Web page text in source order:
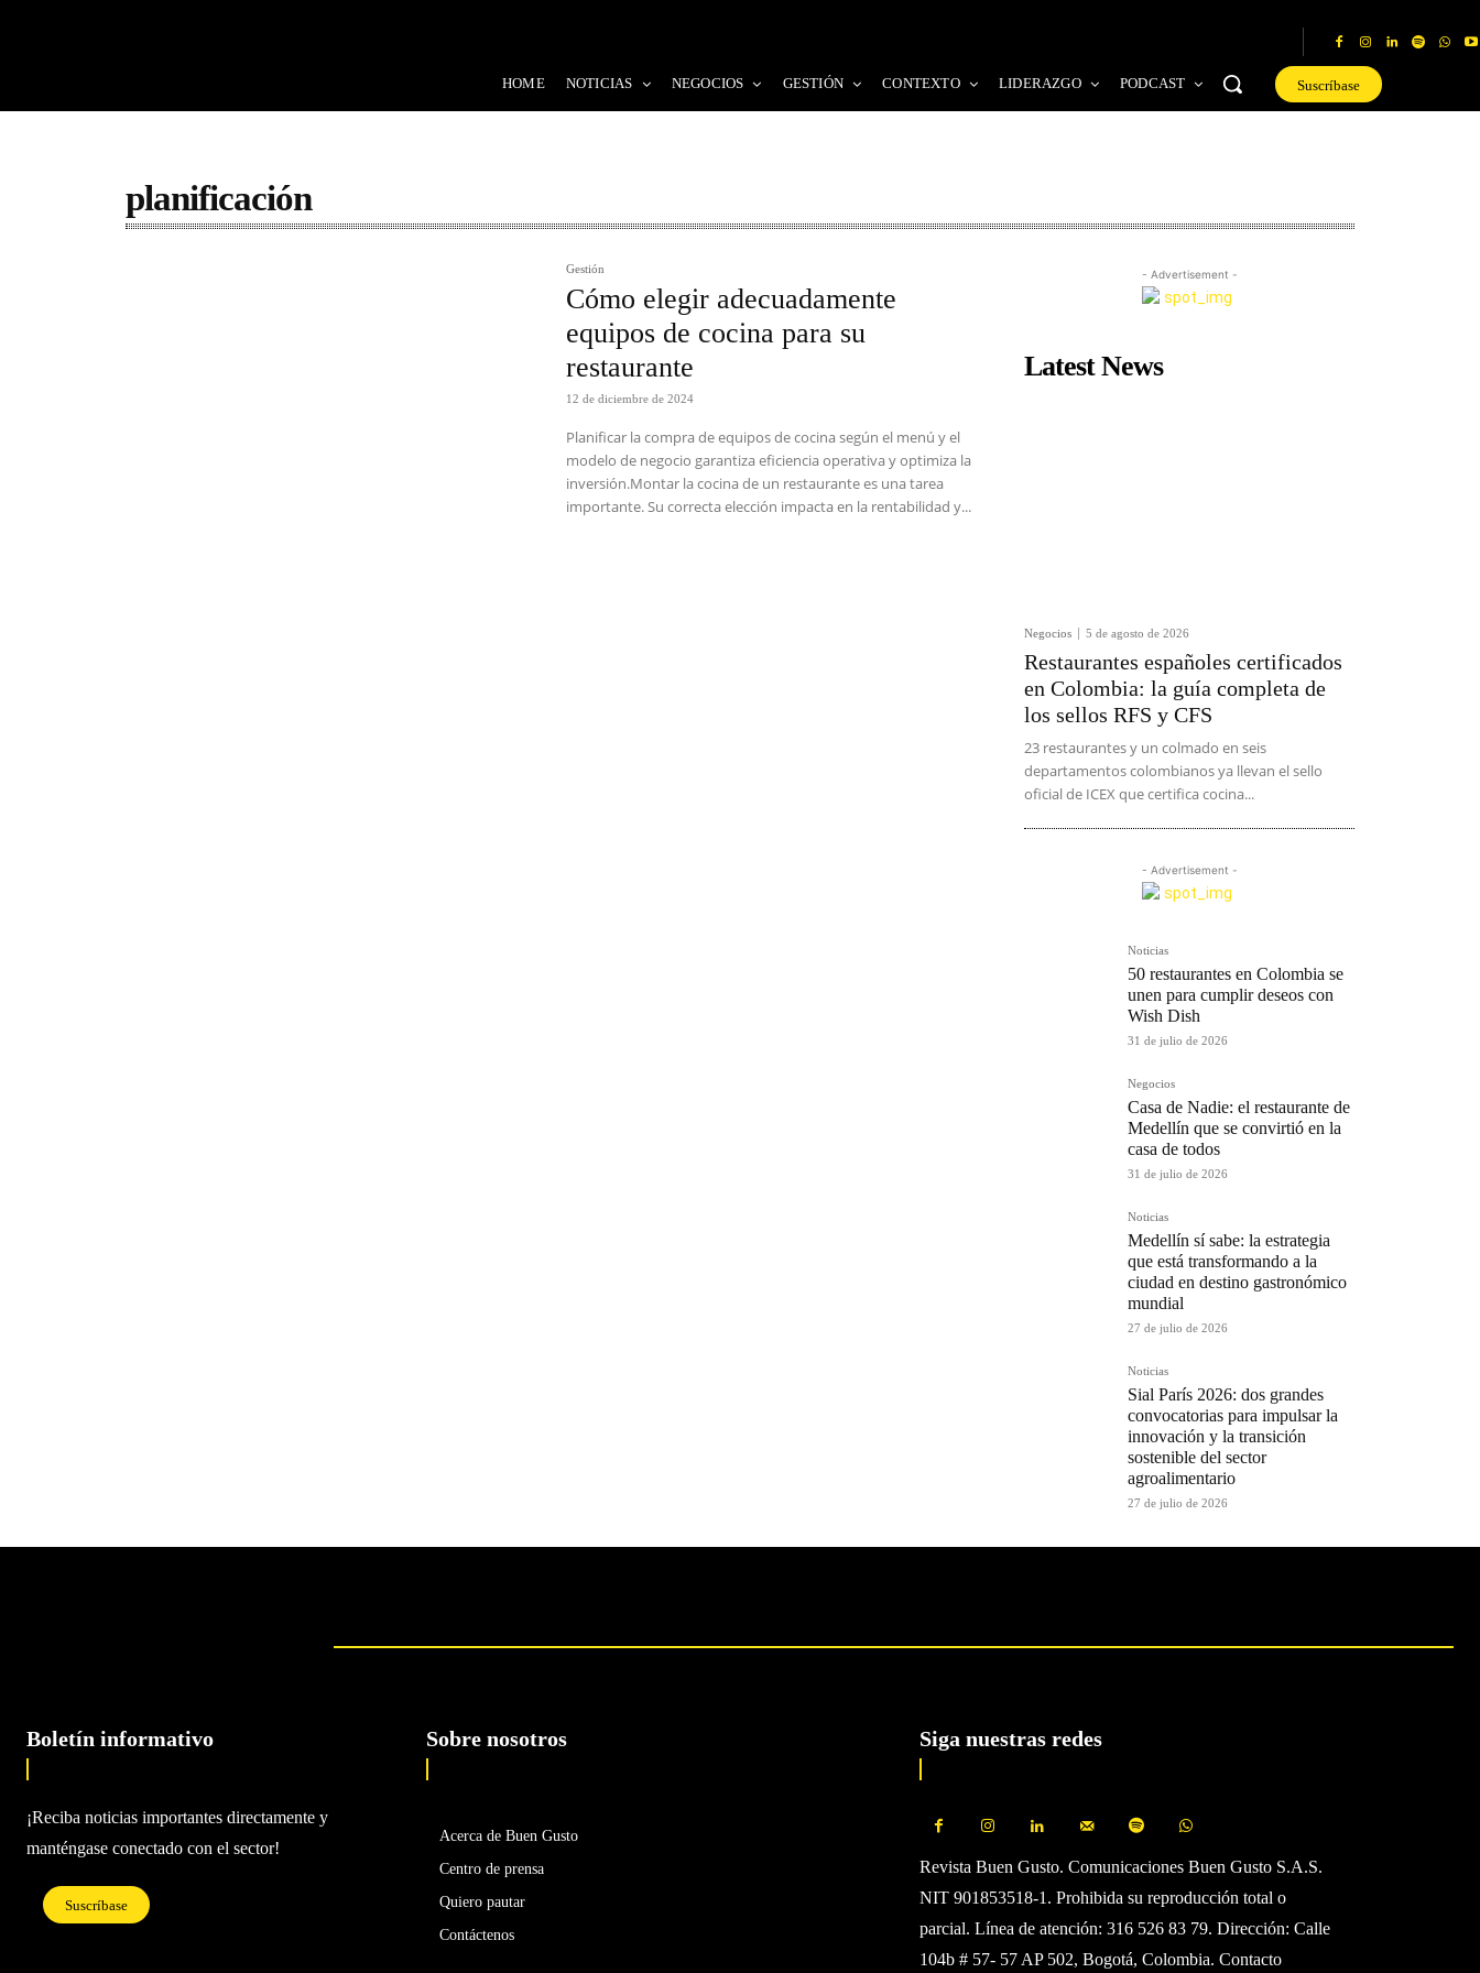
HOME NOTICIAS NEGOCIOS GESTIÓN CONTEXTO LIDERAZGO PODCAST Suscríbase
planificación
Gestión
Cómo elegir adecuadamente
equipos de cocina para su
restaurante
12 de diciembre de 2024
Planificar la compra de equipos de cocina según el menú y el
modelo de negocio garantiza eficiencia operativa y optimiza la
inversión.Montar la cocina de un restaurante es una tarea
importante. Su correcta elección impacta en la rentabilidad y...
- Advertisement -
Latest News
Negocios 5 de agosto de 2026
Restaurantes españoles certificados
en Colombia: la guía completa de
los sellos RFS y CFS
23 restaurantes y un colmado en seis
departamentos colombianos ya llevan el sello
oficial de ICEX que certifica cocina...
- Advertisement -
Noticias
50 restaurantes en Colombia se
unen para cumplir deseos con
Wish Dish
31 de julio de 2026
Negocios
Casa de Nadie: el restaurante de
Medellín que se convirtió en la
casa de todos
31 de julio de 2026
Noticias
Medellín sí sabe: la estrategia
que está transformando a la
ciudad en destino gastronómico
mundial
27 de julio de 2026
Noticias
Sial París 2026: dos grandes
convocatorias para impulsar la
innovación y la transición
sostenible del sector
agroalimentario
27 de julio de 2026
Boletín informativo
¡Reciba noticias importantes directamente y
manténgase conectado con el sector!
Suscríbase
Sobre nosotros
Acerca de Buen Gusto
Centro de prensa
Quiero pautar
Contáctenos
Siga nuestras redes
Revista Buen Gusto. Comunicaciones Buen Gusto S.A.S.
NIT 901853518-1. Prohibida su reproducción total o
parcial. Línea de atención: 316 526 83 79. Dirección: Calle
104b # 57- 57 AP 502, Bogotá, Colombia. Contacto